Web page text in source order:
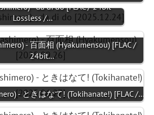
- da di do [FLAC / 24bit
Lossless /…
- 百面相 (Hyakumensou) [FLAC /
24bit…
- ときはなて! (Tokihanate!) [FLAC /…